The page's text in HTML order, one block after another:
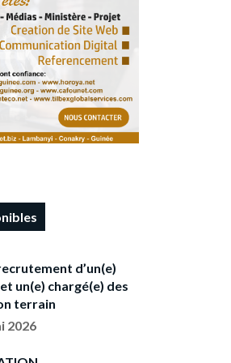
d’un(e)
un(e) chargé(e) des
terrain
2026